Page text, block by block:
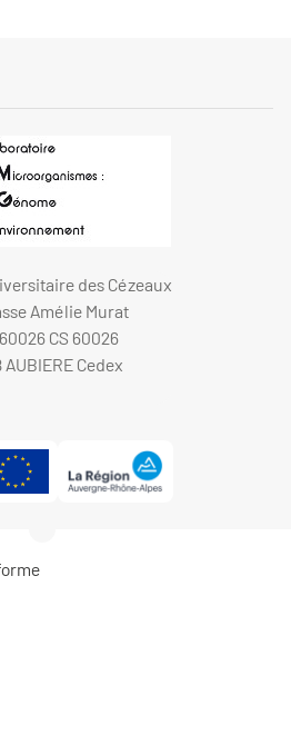
des Cézeaux
Amélie Murat
CS 60026
AUBIERE Cedex